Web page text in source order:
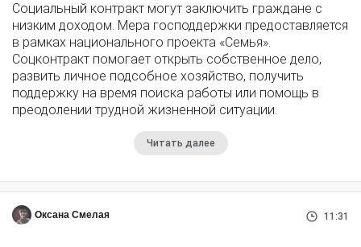
Социальный контракт могут заключить граждане с
низким доходом. Мера господдержки предоставляется
в рамках национального проекта «Семья».
Соцконтракт помогает открыть собственное дело,
развить личное подсобное хозяйство, получить
поддержку на время поиска работы или помощь в
преодолении трудной жизненной ситуации.
Читать далее
Оксана Смелая 11:31